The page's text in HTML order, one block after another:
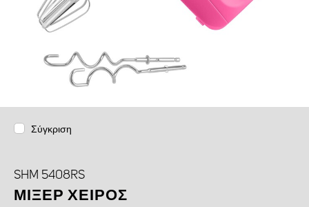
Σύγκριση
SHM 5408RS
ΜΊΞΕΡ ΧΕΙΡΌΣ